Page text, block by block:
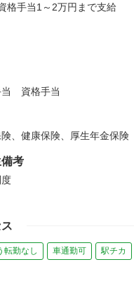
格手当1～2万円まで支給
資格手当
、健康保険、厚生年金保険
考
転勤なし 車通勤可 駅チカ